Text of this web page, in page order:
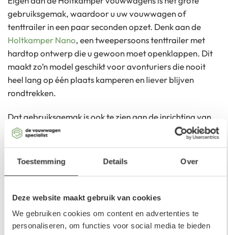
Toestemming Details Over
Deze website maakt gebruik van cookies
We gebruiken cookies om content en advertenties te
personaliseren, om functies voor social media te bieden
gebruiksgemak, waardoor u uw vouwwagen of
tenttrailer in een paar seconden opzet. Denk aan de
Holtkamper Nano, een tweepersoons tenttrailer met
hardtop ontwerp die u gewoon moet openklappen. Dit
maakt zo’n model geschikt voor avonturiers die nooit
heel lang op één plaats kamperen en liever blijven
rondtrekken.
Dat gebruiksgemak is ook te zien aan de inrichting van
de slaapruimte en bagagevoorzieningen. Zo kunt u de
hardtop matras van uw comfortabele, grote bed
gemakkelijk aan de achterkant van de tenttrailer
Bepaalde vouwwagens van Holtkamper, zoals de